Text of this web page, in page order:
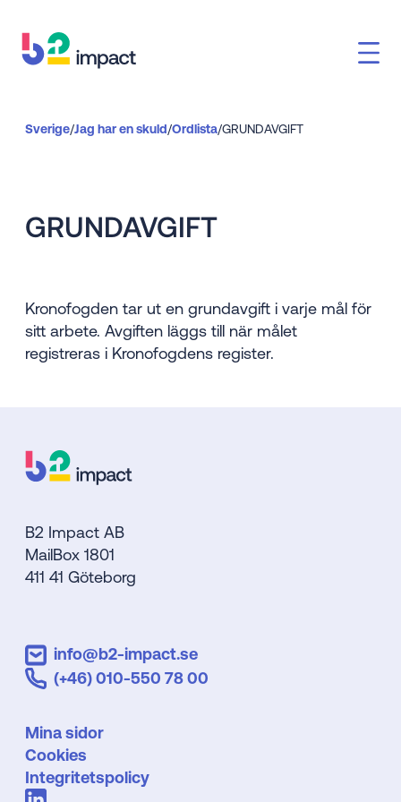
Sverige/Jag har en skuld/Ordlista/GRUNDAVGIFT
GRUNDAVGIFT
Kronofogden tar ut en grundavgift i varje mål för
sitt arbete. Avgiften läggs till när målet
registreras i Kronofogdens register.
B2 Impact AB
MailBox 1801
411 41 Göteborg
info@b2-impact.se
(+46) 010-550 78 00
Mina sidor
Cookies
Integritetspolicy